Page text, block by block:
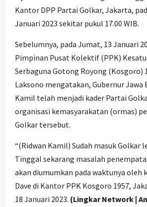
Kantor DPP Partai Golkar, Jakarta,
Januari 2023 sekitar pukul 17.00 WIB.
Sebelumnya, pada Jumat, 13 Januari
Pimpinan Pusat Kolektif (PPK)
Serbaguna Gotong Royong (Kosgoro)
Laksono mengatakan, Gubernur Jawa
Kamil telah menjadi kader Partai
organisasi kemasyarakatan (ormas)
Golkar tersebut.
“(Ridwan Kamil) Sudah masuk Golkar
Tinggal sekarang masalah
akan diumumkan pada waktunya oleh
Dave di Kantor PPK Kosgoro 1957,
18 Januari 2023. (Lingkar Network |